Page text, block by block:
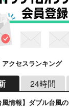
アクセスランキング
24時間
風情報】ダブル台風の